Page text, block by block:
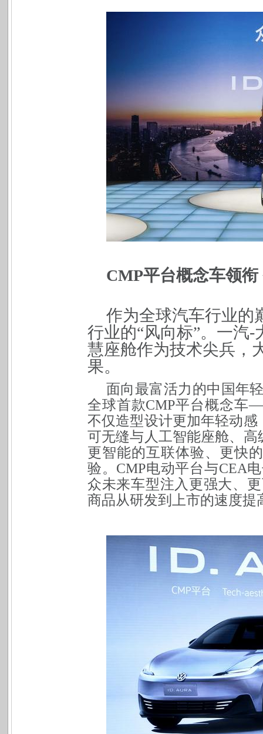
CMP平台概念车领
作为全球汽车行业的
行业的“风向标”。一汽-
慧座舱作为技术尖兵，
果。
面向最富活力的中国年
全球首款CMP平台概念车
不仅造型设计更加年轻动
可无缝与人工智能座舱、
更智能的互联体验、更快
验。 CMP电动平台与CEA
众未来车型注入更强大、
商品从研发到上市的速度提